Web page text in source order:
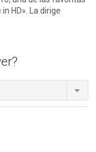
HD». La dirige